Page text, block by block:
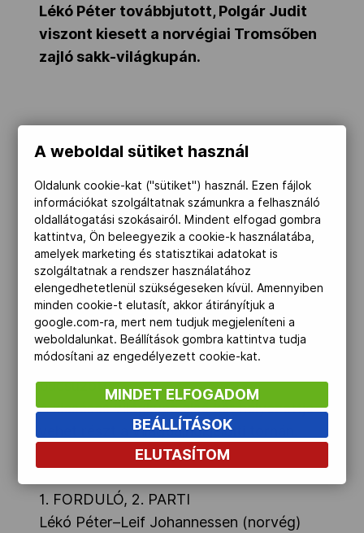
Társszervezetek
OVEP
Adatbank
Lékó Péter továbbjutott, Polgár Judit
viszont kiesett a norvégiai Tromsőben
zajló sakk-világkupán.
sötéttel döntetlent ért el – a verseny
honlapja szerint – a norvég Leif
Johannessen ellen, ezzel megnyerte a
párharcot, és továbblépett a legjobb 64
közé.
Polgár Juditnak győznie kellett a kubai
Ortiz Suarez ellen, mivel az első partiban
vereséget szenvedett. A maratoni
második játszmában Polgár világossal a
87. lépésben döntetlent ért el, így
búcsúzott.
A kieséses világkupa első két helyezettje
vehet részt a világbajnokjelölti tornán.
1. FORDULÓ, 2. PARTI
Lékó Péter–Leif Johannessen (norvég)
A weboldal sütiket használ
Oldalunk cookie-kat ("sütiket") használ. Ezen fájlok
információkat szolgáltatnak számunkra a felhasználó
oldallátogatási szokásairól. Mindent elfogad gombra
kattintva, Ön beleegyezik a cookie-k használatába,
amelyek marketing és statisztikai adatokat is
szolgáltatnak a rendszer használatához
elengedhetetlenül szükségeseken kívül. Amennyiben
minden cookie-t elutasít, akkor átirányítjuk a
google.com-ra, mert nem tudjuk megjeleníteni a
weboldalunkat. Beállítások gombra kattintva tudja
módosítani az engedélyezett cookie-kat.
MINDET ELFOGADOM
BEÁLLÍTÁSOK
ELUTASÍTOM